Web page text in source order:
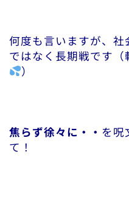
何度も言いますが、社
ではなく長期戦です
）
焦らず徐々に・・ を呪
て！